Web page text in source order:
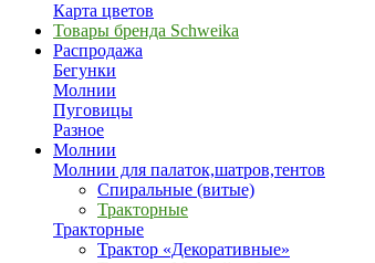
Карта цветов
Товары бренда Schweika
Распродажа
Бегунки
Молнии
Пуговицы
Разное
Молнии
Молнии для палаток,шатров,тентов
Спиральные (витые)
Тракторные
Тракторные
Трактор «Декоративные»